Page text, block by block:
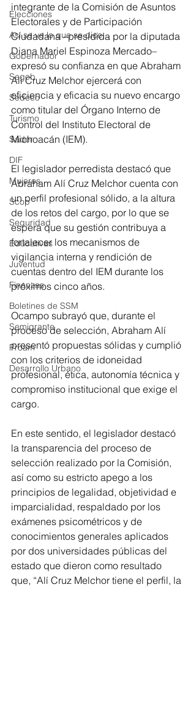
Elecciones
Así se ve lo que se dice...
Gobernador
Segob
Sedeco
Turismo
Sader
DIF
Mujeres
Scop
Seguridad
Educativas
Juventud
Finanzas
Boletines de SSM
Semigrante
Proam
Desarrollo Urbano
integrante de la Comisión de Asuntos
Electorales y de Participación
Ciudadana –presidida por la diputada
Diana Mariel Espinoza Mercado–
expresó su confianza en que Abraham
Alí Cruz Melchor ejercerá con
eficiencia y eficacia su nuevo encargo
como titular del Órgano Interno de
Control del Instituto Electoral de
Michoacán (IEM).
El legislador perredista destacó que
Abraham Alí Cruz Melchor cuenta con
un perfil profesional sólido, a la altura
de los retos del cargo, por lo que se
espera que su gestión contribuya a
fortalecer los mecanismos de
vigilancia interna y rendición de
cuentas dentro del IEM durante los
próximos cinco años.
Ocampo subrayó que, durante el
proceso de selección, Abraham Alí
presentó propuestas sólidas y cumplió
con los criterios de idoneidad
profesional, ética, autonomía técnica y
compromiso institucional que exige el
cargo.
En este sentido, el legislador destacó
la transparencia del proceso de
selección realizado por la Comisión,
así como su estricto apego a los
principios de legalidad, objetividad e
imparcialidad, respaldado por los
exámenes psicométricos y de
conocimientos generales aplicados
por dos universidades públicas del
estado que dieron como resultado
que, “Alí Cruz Melchor tiene el perfil, la